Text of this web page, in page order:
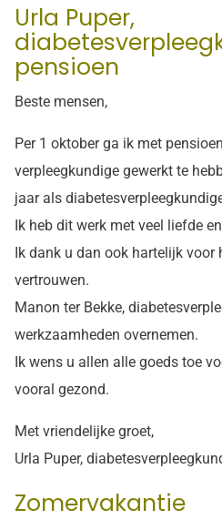
Urla Puper,
pensioen
Beste mensen,
Per 1 oktober ga ik met
verpleegkundige gewerkt te
jaar als
Ik heb dit werk met veel liefde
Ik dank u dan ook hartelijk voor
vertrouwen.
Manon ter Bekke,
werkzaamheden overnemen.
Ik wens u allen alle goeds toe
vooral gezond.
Met vriendelijke groet,
Urla Puper,
Zomervakantie